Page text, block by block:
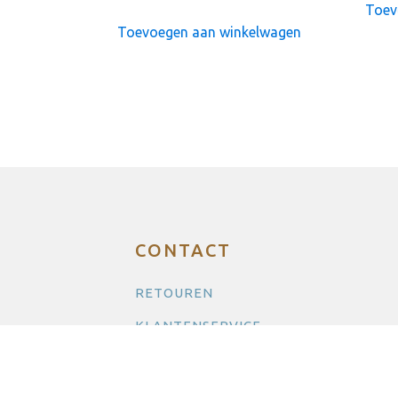
Toevoegen aan winkelwagen
CONTACT
RETOUREN
KLANTENSERVICE